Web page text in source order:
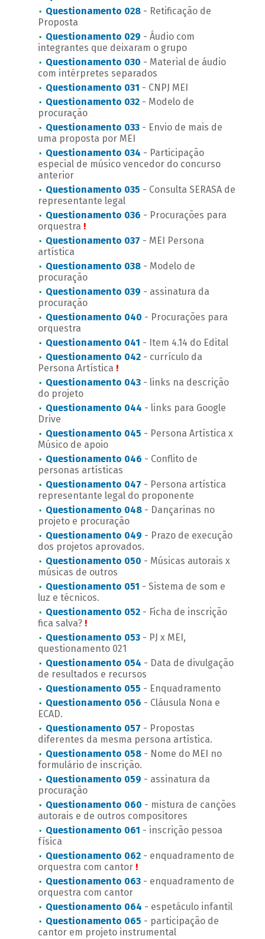
Questionamento 028 - Retificação de
Proposta
Questionamento 029 - Áudio com
integrantes que deixaram o grupo
Questionamento 030 - Material de áudio
com intérpretes separados
Questionamento 031 - CNPJ MEI
Questionamento 032 - Modelo de
procuração
Questionamento 033 - Envio de mais de
uma proposta por MEI
Questionamento 034 - Participação
especial de músico vencedor do concurso
anterior
Questionamento 035 - Consulta SERASA de
representante legal
Questionamento 036 - Procurações para
orquestra !
Questionamento 037 - MEI Persona
artística
Questionamento 038 - Modelo de
procuração
Questionamento 039 - assinatura da
procuração
Questionamento 040 - Procurações para
orquestra
Questionamento 041 - Item 4.14 do Edital
Questionamento 042 - currículo da
Persona Artística !
Questionamento 043 - links na descrição
do projeto
Questionamento 044 - links para Google
Drive
Questionamento 045 - Persona Artística x
Músico de apoio
Questionamento 046 - Conflito de
personas artísticas
Questionamento 047 - Persona artística
representante legal do proponente
Questionamento 048 - Dançarinas no
projeto e procuração
Questionamento 049 - Prazo de execução
dos projetos aprovados.
Questionamento 050 - Músicas autorais x
músicas de outros
Questionamento 051 - Sistema de som e
luz e técnicos.
Questionamento 052 - Ficha de inscrição
fica salva? !
Questionamento 053 - PJ x MEI,
questionamento 021
Questionamento 054 - Data de divulgação
de resultados e recursos
Questionamento 055 - Enquadramento
Questionamento 056 - Cláusula Nona e
ECAD.
Questionamento 057 - Propostas
diferentes da mesma persona artística.
Questionamento 058 - Nome do MEI no
formulário de inscrição.
Questionamento 059 - assinatura da
procuração
Questionamento 060 - mistura de canções
autorais e de outros compositores
Questionamento 061 - inscrição pessoa
física
Questionamento 062 - enquadramento de
orquestra com cantor !
Questionamento 063 - enquadramento de
orquestra com cantor
Questionamento 064 - espetáculo infantil
Questionamento 065 - participação de
cantor em projeto instrumental